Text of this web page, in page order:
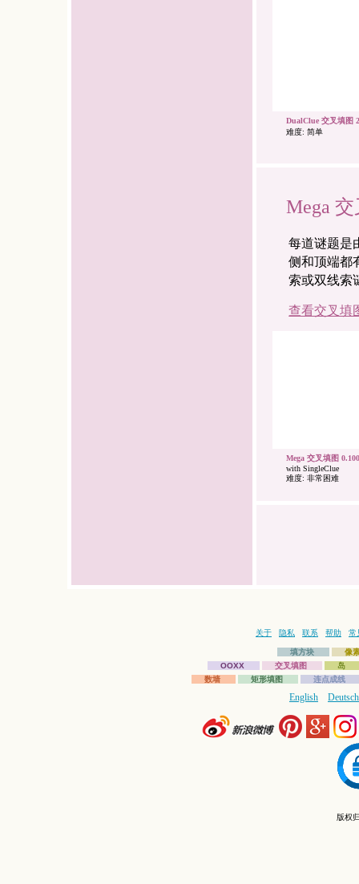
DualClue 交叉填图
难度: 简单
Mega
每道谜题是
侧和顶端都
索或双线索
查看交叉填
Mega 交叉填图
with SingleClue
难度: 非常困难
关于 隐私 联系 帮助 常
填方块
像
OOXX
交叉填图
岛
数墙
矩形填图 连点成线
English Deutsch
版权